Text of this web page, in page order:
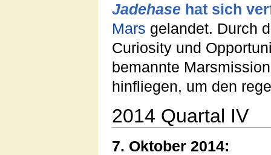
Jadehase hat sich
Mars gelandet. Durch
Curiosity und
bemannte
hinfliegen, um den
2014 Quartal IV
7. Oktober 2014: